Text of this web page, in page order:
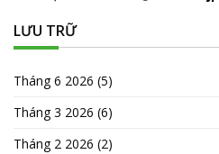
LƯU TRỮ
Tháng 6 2026 (5)
Tháng 3 2026 (6)
Tháng 2 2026 (2)